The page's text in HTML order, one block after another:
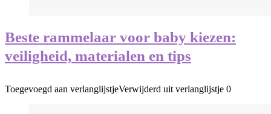
Beste rammelaar voor baby kiezen:
veiligheid, materialen en tips
Toegevoegd aan verlanglijstjeVerwijderd uit verlanglijstje 0